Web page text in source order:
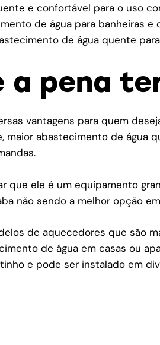
e confortável para o uso
de água para banheiras e
de água quente
a pena
vantagens para quem
maior abastecimento de água
que ele é um equipamento
não sendo a melhor opção
de aquecedores que são
de água em casas ou
e pode ser instalado em